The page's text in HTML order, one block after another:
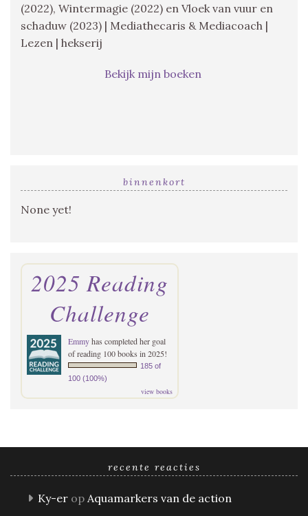
(2022), Wintermagie (2022) en Vloek van vuur en
schaduw (2023) | Mediathecaris & Mediacoach |
Lezen | hekserij
Bekijk mijn boeken
binnenkort
None yet!
2025 Reading
Challenge
Emmyhas completed her goal
of reading 100 books in 2025!
185 of
100 (100%)
view books
recente reacties
Ky-er op Aquamarkers van de action